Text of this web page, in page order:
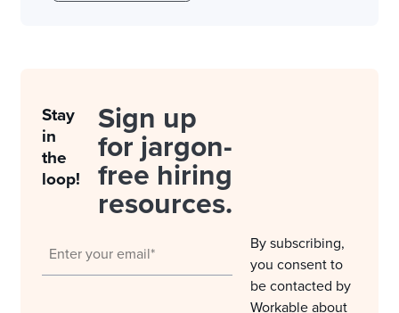
Stay
in
the
loop!
Sign up
for jargon-
free hiring
resources.
By subscribing,
you consent to
be contacted by
Workable about